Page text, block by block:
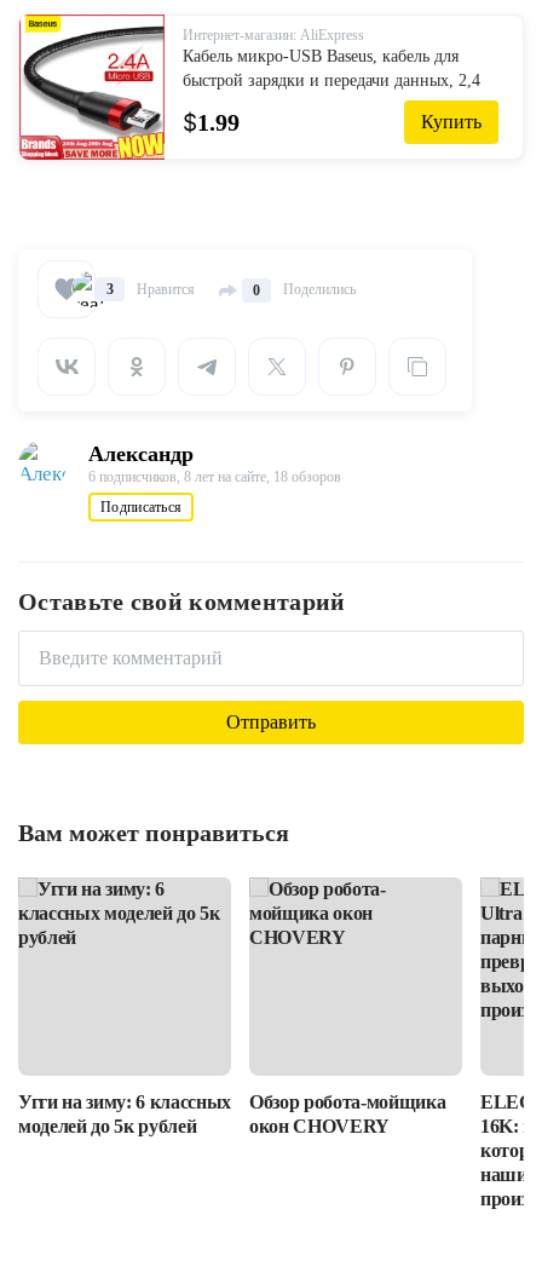
Интернет-магазин: AliExpress
Кабель микро-USB Baseus, кабель для
быстрой зарядки и передачи данных, 2,4
А, для Samsung J7, Redmi Note 5 Pro,
устройств на Android
$1.99 Купить
3 Нравится 0 Поделились
Александр
6 подписчиков, 8 лет на сайте, 18 обзоров
Подписаться
Оставьте свой комментарий
Вам может понравиться
Угги на зиму: 6 классных
моделей до 5к рублей
Обзор робота-мойщика
окон CHOVERY
16K:
наши